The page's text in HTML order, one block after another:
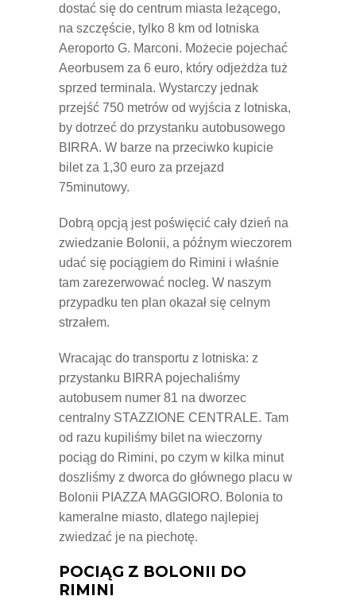
dostać się do centrum miasta leżącego,
na szczęście, tylko 8 km od lotniska
Aeroporto G. Marconi. Możecie pojechać
Aeorbusem za 6 euro, który odjeżdża tuż
sprzed terminala. Wystarczy jednak
przejść 750 metrów od wyjścia z lotniska,
by dotrzeć do przystanku autobusowego
BIRRA. W barze na przeciwko kupicie
bilet za 1,30 euro za przejazd
75minutowy.
Dobrą opcją jest poświęcić cały dzień na
zwiedzanie Bolonii, a późnym wieczorem
udać się pociągiem do Rimini i właśnie
tam zarezerwować nocleg. W naszym
przypadku ten plan okazał się celnym
strzałem.
Wracając do transportu z lotniska: z
przystanku BIRRA pojechaliśmy
autobusem numer 81 na dworzec
centralny STAZZIONE CENTRALE. Tam
od razu kupiliśmy bilet na wieczorny
pociąg do Rimini, po czym w kilka minut
doszliśmy z dworca do głównego placu w
Bolonii PIAZZA MAGGIORO. Bolonia to
kameralne miasto, dlatego najlepiej
zwiedzać je na piechotę.
POCIĄG Z BOLONII DO
RIMINI